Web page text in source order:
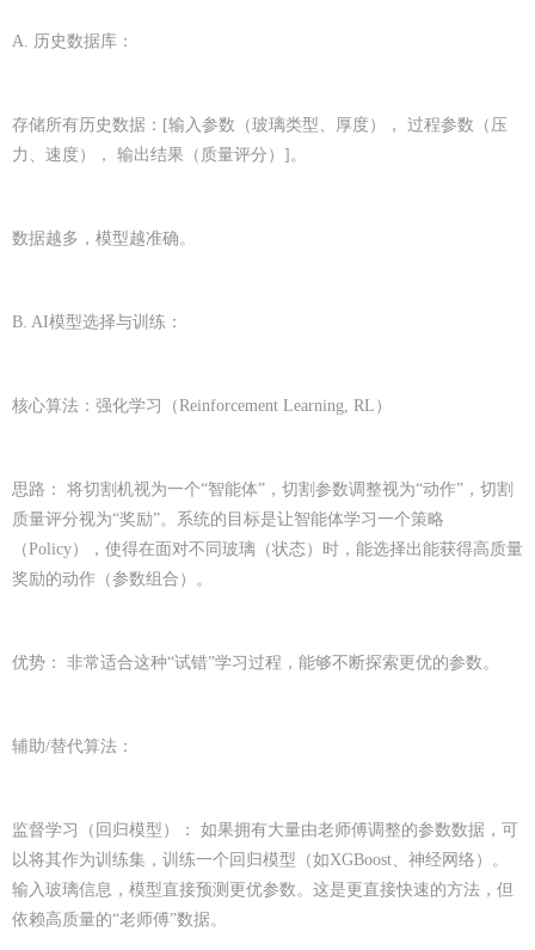
A. 历史数据库：
存储所有历史数据：[输入参数（玻璃类型、厚度）， 过程参数（压
力、速度）， 输出结果（质量评分）]。
数据越多，模型越准确。
B. AI模型选择与训练：
核心算法：强化学习（Reinforcement Learning, RL）
思路： 将切割机视为一个“智能体”，切割参数调整视为“动作”，切割
质量评分视为“奖励”。系统的目标是让智能体学习一个策略
（Policy），使得在面对不同玻璃（状态）时，能选择出能获得高质量
奖励的动作（参数组合）。
优势： 非常适合这种“试错”学习过程，能够不断探索更优的参数。
辅助/替代算法：
监督学习（回归模型）： 如果拥有大量由老师傅调整的参数数据，可
以将其作为训练集，训练一个回归模型（如XGBoost、神经网络）。
输入玻璃信息，模型直接预测更优参数。这是更直接快速的方法，但
依赖高质量的“老师傅”数据。